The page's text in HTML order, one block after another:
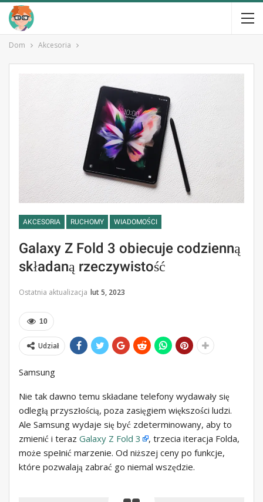
Dom Akcesoria
AKCESORIA RUCHOMY WIADOMOŚCI
Galaxy Z Fold 3 obiecuje codzienną
składaną rzeczywistość
Ostatnia aktualizacja lut 5, 2023
10
Udział
Samsung
Nie tak dawno temu składane telefony wydawały się
odległą przyszłością, poza zasięgiem większości ludzi.
Ale Samsung wydaje się być zdeterminowany, aby to
zmienić i teraz Galaxy Z Fold 3
, trzecia iteracja Folda,
może spełnić marzenie. Od niższej ceny po funkcje,
które pozwalają zabrać go niemal wszędzie.